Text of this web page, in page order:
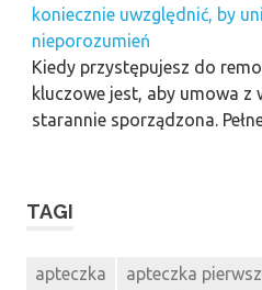
koniecznie uwzględnić, by
nieporozumień
Kiedy przystępujesz do
kluczowe jest, aby umowa z
starannie sporządzona.
TAGI
apteczka
apteczka